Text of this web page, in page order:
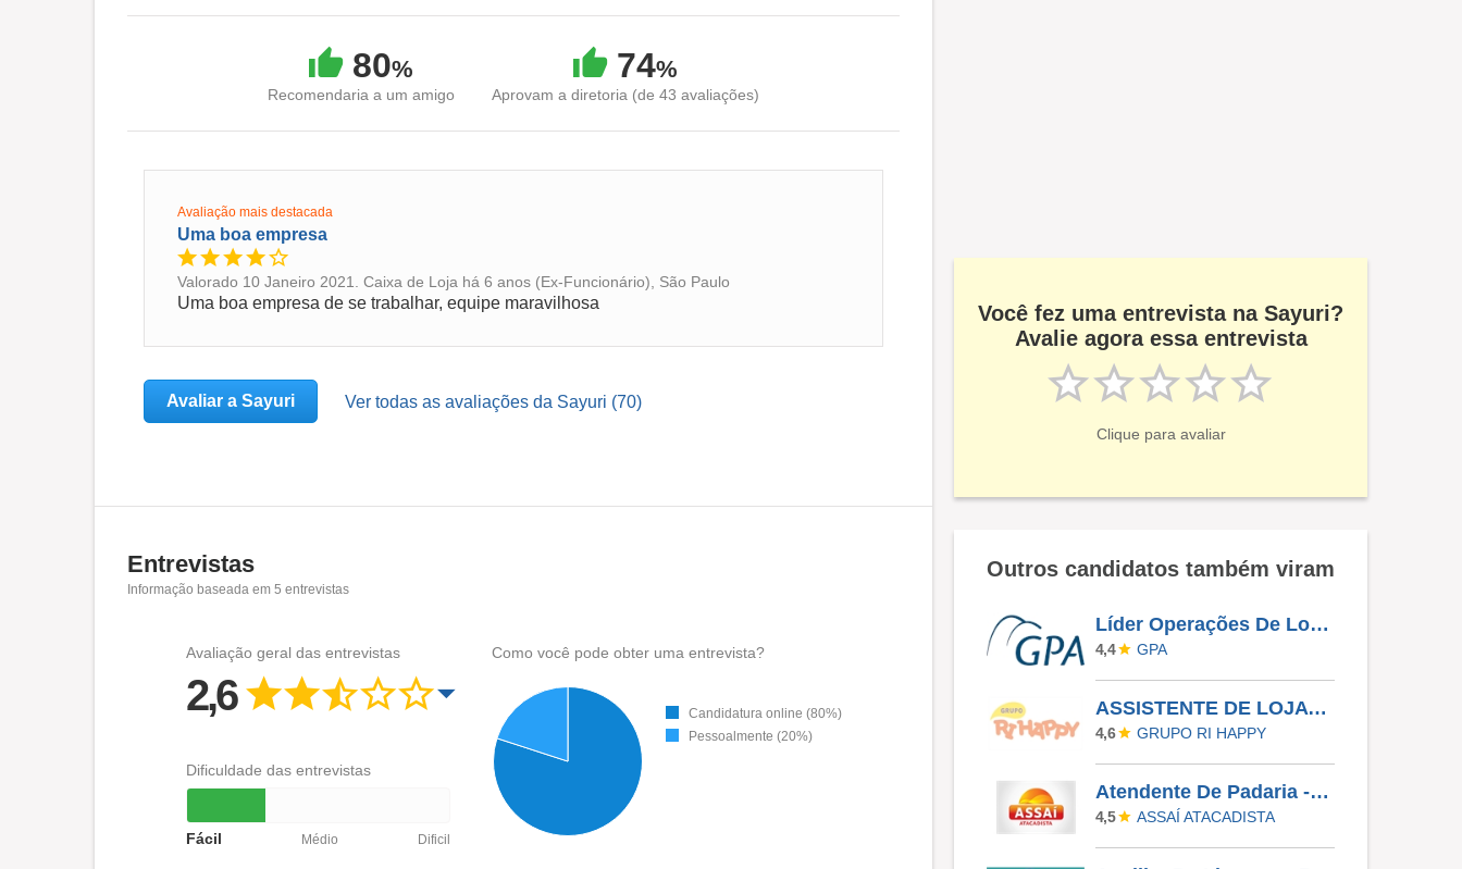
80%
Recomendaria a um amigo
74%
Aprovam a diretoria (de 43 avaliações)
Avaliação mais destacada
Uma boa empresa
Valorado 10 Janeiro 2021. Caixa de Loja há 6 anos (Ex-Funcionário), São Paulo
Uma boa empresa de se trabalhar, equipe maravilhosa
Avaliar a Sayuri Ver todas as avaliações da Sayuri (70)
Entrevistas
Informação baseada em 5 entrevistas
Avaliação geral das entrevistas
2,6
Dificuldade das entrevistas
Fácil Médio Dificil
Como você pode obter uma entrevista?
Candidatura online (80%)
Pessoalmente (20%)
Você fez uma entrevista na Sayuri?
Avalie agora essa entrevista
Clique para avaliar
Outros candidatos também viram
Líder Operações De Loja - Morumbi
4,4 GPA
ASSISTENTE DE LOJA - RIO PRETO SHOPPING - EFETIVO
4,6 GRUPO RI HAPPY
Atendente De Padaria - Temporário (Alto Da XV)
4,5 ASSAÍ ATACADISTA